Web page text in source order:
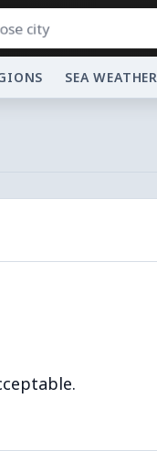
SEA WEATHER